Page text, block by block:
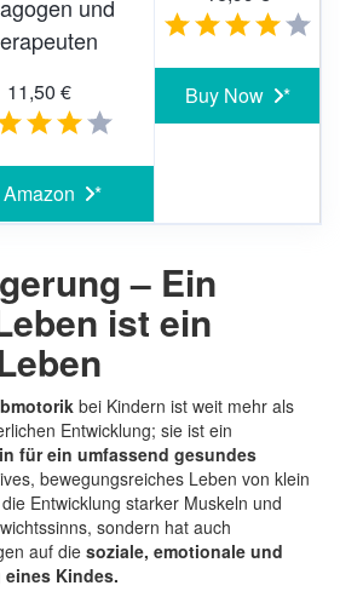
und
11,50 € Buy Now
– Ein
ist ein
bei Kindern ist weit mehr als
Entwicklung; sie ist ein
für ein umfassend gesundes
bewegungsreiches Leben von klein
Entwicklung starker Muskeln und
sondern hat auch
auf die soziale, emotionale und
Kindes.